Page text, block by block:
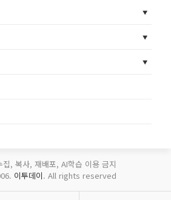
집, 복사, 재배포, AI학습 이용 금지
이투데이. All rights reserved